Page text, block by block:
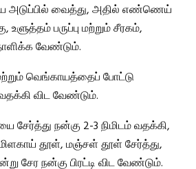
அடுப்பில் வைத்து, அதில் எண்ணெய்
உளுத்தம் பருப்பு மற்றும் சீரகம்,
வேண்டும்.
வெங்காயத்தைப் போட்டு
விட வேண்டும்.
சேர்த்து நன்கு 2-3 நிமிடம் வதக்கி,
மிளகாய் தூள், மஞ்சள் தூள் சேர்த்து,
சேர நன்கு பிரட்டி விட வேண்டும்.